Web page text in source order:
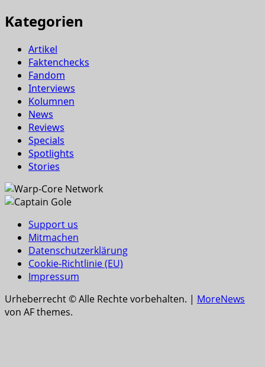
Kategorien
Artikel
Faktenchecks
Fandom
Interviews
Kolumnen
News
Reviews
Specials
Spotlights
Stories
Support us
Mitmachen
Datenschutzerklärung
Cookie-Richtlinie (EU)
Impressum
Urheberrecht © Alle Rechte vorbehalten. | MoreNews
von AF themes.